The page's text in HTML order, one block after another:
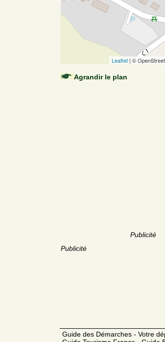
Leaflet | ©
Agrandir le plan
Publicité
Publicité
Guide des Démarches - Votre